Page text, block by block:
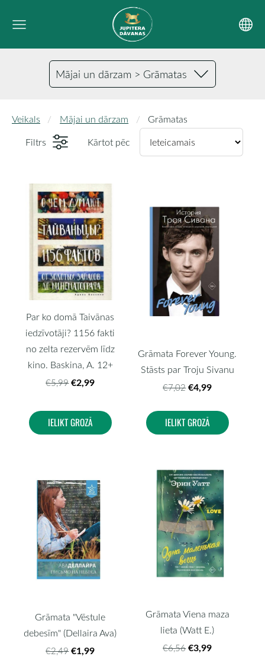
Mājai un dārzam > Grāmatas
Veikals Mājai un dārzam
Grāmatas
Filtrs
Kārtot pēc
Par ko domā Taivānas
iedzīvotāji? 1156 fakti
no zelta rezervēm līdz
kino. Baskina, A. 12+
€5,99 €2,99
IELIKT GROZĀ
Grāmata Forever Young.
Stāsts par Troju Sivanu
€7,02 €4,99
IELIKT GROZĀ
Grāmata "Vēstule
debesīm" (Dellaira Ava)
€2,49 €1,99
Grāmata Viena maza
lieta (Watt E.)
€6,56 €3,99